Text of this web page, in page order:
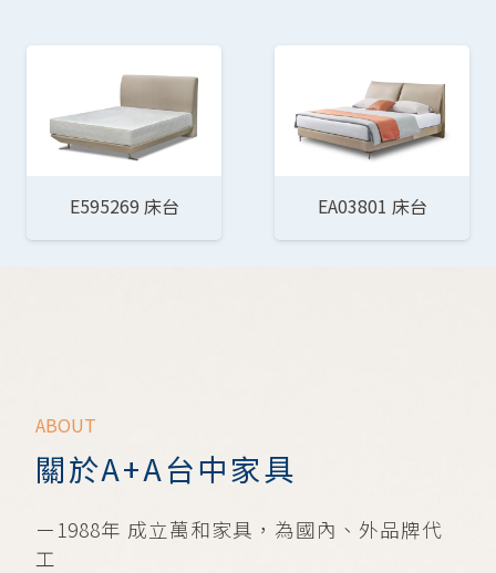
E595269 床台 EA03801 床台
ABOUT
關於A+A台中家具
ー1988年 成立萬和家具，為國內、外品牌代
工